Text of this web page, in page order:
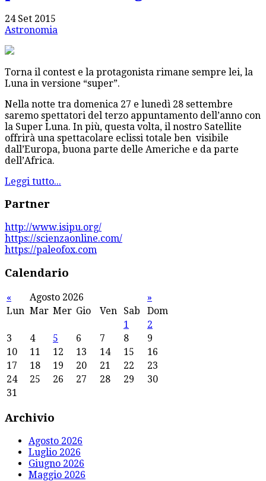
24 Set 2015
Astronomia
Torna il contest e la protagonista rimane sempre lei, la
Luna in versione “super”.
Nella notte tra domenica 27 e lunedì 28 settembre
saremo spettatori del terzo appuntamento dell’anno con
la Super Luna. In più, questa volta, il nostro Satellite
offrirà una spettacolare eclissi totale ben visibile
dall’Europa, buona parte delle Americhe e da parte
dell’Africa.
Leggi tutto...
Partner
http://www.isipu.org/
https://scienzaonline.com/
https://paleofox.com
Calendario
« Agosto 2026
»
Lun Mar Mer Gio Ven Sab
Dom
1
2
3
4 5 6 7 8
9
10
11 12 13 14 15
16
17
18 19 20 21 22
23
24
25 26 27 28 29
30
31
Archivio
Agosto 2026
Luglio 2026
Giugno 2026
Maggio 2026